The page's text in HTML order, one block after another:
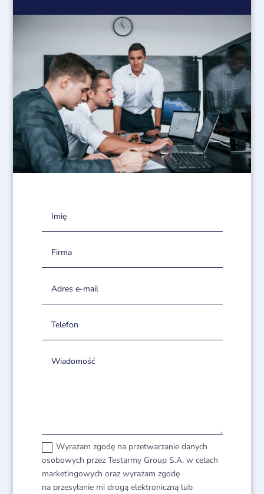
Wyrażam zgodę na przetwarzanie danych
osobowych przez Testarmy Group S.A. w celach
marketingowych oraz wyrażam zgodę
na przesyłanie mi drogą elektroniczną lub